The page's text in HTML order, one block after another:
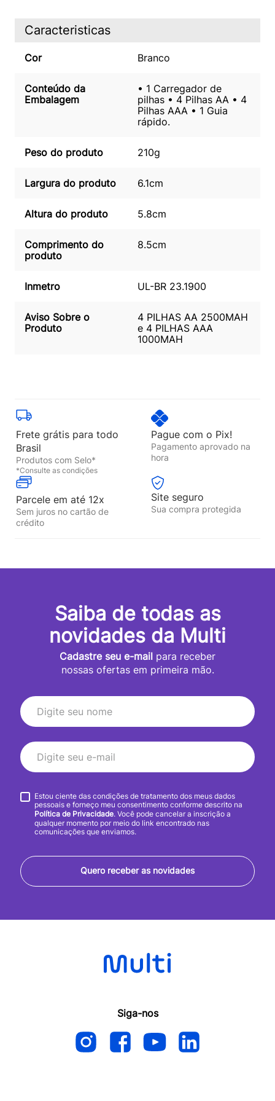
Caracteristicas
Cor Branco
Conteúdo da
Embalagem
• 1 Carregador de
pilhas • 4 Pilhas AA • 4
Pilhas AAA • 1 Guia
rápido.
Peso do produto 210g
Largura do produto 6.1cm
Altura do produto 5.8cm
Comprimento do
produto
8.5cm
Inmetro UL-BR 23.1900
Aviso Sobre o
Produto
4 PILHAS AA 2500MAH
e 4 PILHAS AAA
1000MAH
Frete grátis para todo
Brasil
Produtos com Selo*
*Consulte as condições
Pague com o Pix!
Pagamento aprovado na
hora
Parcele em até 12x
Sem juros no cartão de
crédito
Site seguro
Sua compra protegida
Saiba de todas as
novidades da Multi
Cadastre seu e-mail para receber
nossas ofertas em primeira mão.
Quero receber as novidades
Estou ciente das condições de tratamento dos meus dados
pessoais e forneço meu consentimento conforme descrito na
Política de Privacidade. Você pode cancelar a inscrição a
qualquer momento por meio do link encontrado nas
comunicações que enviamos.
Siga-nos